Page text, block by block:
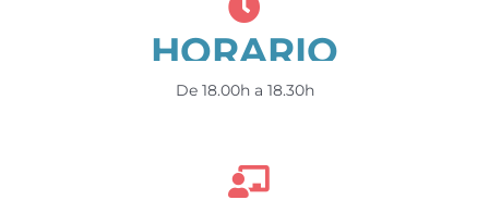
HORARIO
De 18.00h a 18.30h